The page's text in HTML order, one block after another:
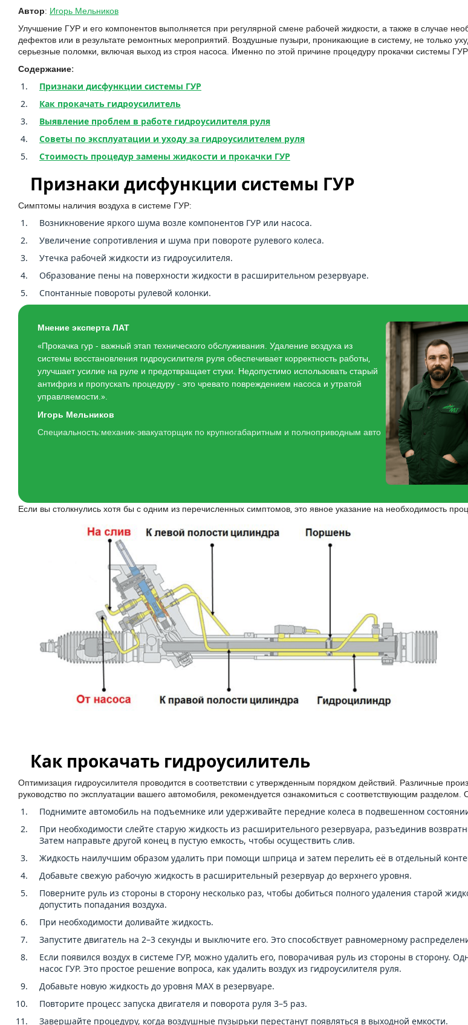
Автор: Игорь Мельников
Улучшение ГУР и его компонентов выполняется при регулярной смене рабочей жидкости, а также в случае
дефектов или в результате ремонтных мероприятий. Воздушные пузыри, проникающие в систему, не только
серьезные поломки, включая выход из строя насоса. Именно по этой причине процедуру прокачки системы
Содержание:
Признаки дисфункции системы ГУР
Как прокачать гидроусилитель
Выявление проблем в работе гидроусилителя руля
Советы по эксплуатации и уходу за гидроусилителем руля
Стоимость процедур замены жидкости и прокачки ГУР
Признаки дисфункции системы ГУР
Симптомы наличия воздуха в системе ГУР:
Возникновение яркого шума возле компонентов ГУР или насоса.
Увеличение сопротивления и шума при повороте рулевого колеса.
Утечка рабочей жидкости из гидроусилителя.
Образование пены на поверхности жидкости в расширительном резервуаре.
Спонтанные повороты рулевой колонки.
Мнение эксперта ЛАТ
«Прокачка гур - важный этап технического обслуживания. Удаление воздуха из
системы восстановления гидроусилителя руля обеспечивает корректность работы,
улучшает усилие на руле и предотвращает стуки. Недопустимо использовать старый
антифриз и пропускать процедуру - это чревато повреждением насоса и утратой
управляемости.».
Игорь Мельников
Специальность:механик-эвакуаторщик по крупногабаритным и полноприводным авто
Если вы столкнулись хотя бы с одним из перечисленных симптомов, это явное указание на необходимость
Как прокачать гидроусилитель
Оптимизация гидроусилителя проводится в соответствии с утвержденным порядком действий. Различные
руководство по эксплуатации вашего автомобиля, рекомендуется ознакомиться с соответствующим
Поднимите автомобиль на подъемнике или удерживайте передние колеса в подвешенном
При необходимости слейте старую жидкость из расширительного резервуара, разъединив
Затем направьте другой конец в пустую емкость, чтобы осуществить слив.
Жидкость наилучшим образом удалить при помощи шприца и затем перелить её в отдельный
Добавьте свежую рабочую жидкость в расширительный резервуар до верхнего уровня.
Поверните руль из стороны в сторону несколько раз, чтобы добиться полного удаления старой
допустить попадания воздуха.
При необходимости доливайте жидкость.
Запустите двигатель на 2–3 секунды и выключите его. Это способствует равномерному
Если появился воздух в системе ГУР, можно удалить его, поворачивая руль из стороны в сторону.
насос ГУР. Это простое решение вопроса, как удалить воздух из гидроусилителя руля.
Добавьте новую жидкость до уровня MAX в резервуаре.
Повторите процесс запуска двигателя и поворота руля 3–5 раз.
Завершайте процедуру, когда воздушные пузырьки перестанут появляться в выходной емкости.